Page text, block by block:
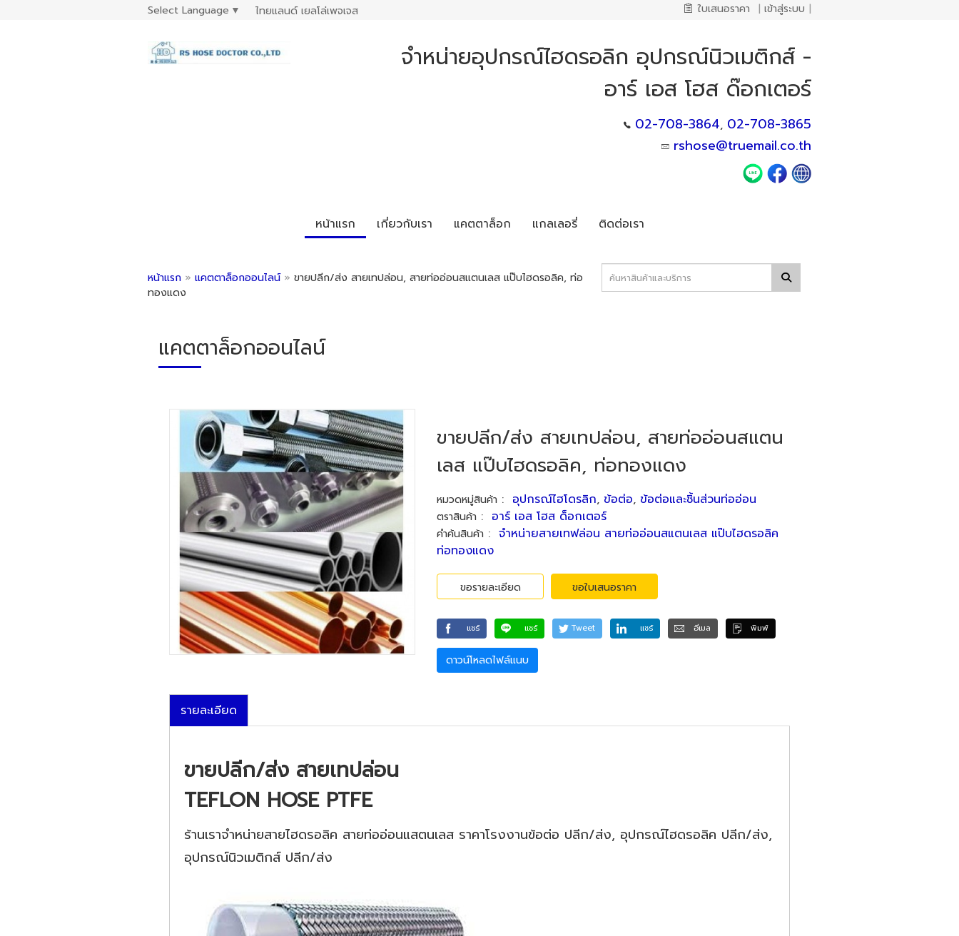
Select Language ▼ ไทยแลนด์ เยลโล่เพจเจส ใบเสนอราคา | เข้าสู่ระบบ |
จำหน่ายอุปกรณ์ไฮดรอลิก อุปกรณ์นิวเมติกส์ -
อาร์ เอส โฮส ด๊อกเตอร์
02-708-3864, 02-708-3865
rshose@truemail.co.th
หน้าแรก เกี่ยวกับเรา แคตตาล็อก แกลเลอรี่ ติดต่อเรา
หน้าแรก » แคตตาล็อกออนไลน์ » ขายปลีก/ส่ง สายเทปล่อน, สายท่ออ่อนสแตนเลส แป๊บไฮดรอลิค, ท่อ
ทองแดง
แคตตาล็อกออนไลน์
ขายปลีก/ส่ง สายเทปล่อน, สายท่ออ่อนสแตน
เลส แป๊บไฮดรอลิค, ท่อทองแดง
หมวดหมู่สินค้า : อุปกรณ์ไฮโดรลิก, ข้อต่อ, ข้อต่อและชิ้นส่วนท่ออ่อน
ตราสินค้า : อาร์ เอส โฮส ด็อกเตอร์
คำค้นสินค้า : จำหน่ายสายเทฟล่อน สายท่ออ่อนสแตนเลส แป๊บไฮดรอลิค
ท่อทองแดง
ขอรายละเอียด ขอใบเสนอราคา
แชร์ แชร์ Tweet แชร์ อีเมล พิมพ์
ดาวน์โหลดไฟล์แนบ
รายละเอียด
ขายปลีก/ส่ง สายเทปล่อน
TEFLON HOSE PTFE
ร้านเราจำหน่ายสายไฮดรอลิค สายท่ออ่อนแสตนเลส ราคาโรงงานข้อต่อ ปลีก/ส่ง, อุปกรณ์ไฮดรอลิค ปลีก/ส่ง,
อุปกรณ์นิวเมติกส์ ปลีก/ส่ง